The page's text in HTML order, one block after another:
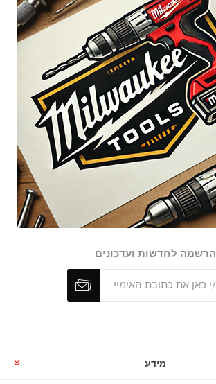
הרשמה לחדשות ועדכונים
מידע